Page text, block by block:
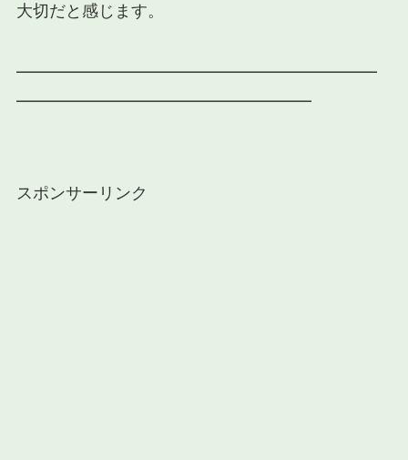
大切だと感じます。
━━━━━━━━━━━━━━━━━━━━━━
━━━━━━━━━━━━━━━━━━
スポンサーリンク